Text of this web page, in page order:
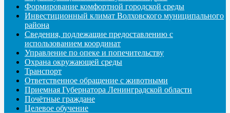
Формирование комфортной городской среды
Инвестиционный климат Волховского муниципального
района
Сведения, подлежащие предоставлению с
использованием координат
Управление по опеке и попечительству
Охрана окружающей среды
Транспорт
Ответственное обращение с животными
Приемная Губернатора Ленинградской области
Почётные граждане
Целевое обучение